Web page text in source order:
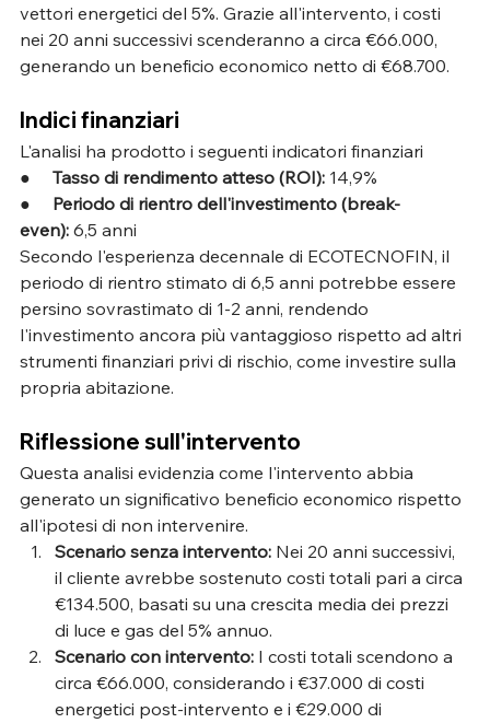
vettori energetici del 5%. Grazie all'intervento, i costi
nei 20 anni successivi scenderanno a circa €66.000,
generando un beneficio economico netto di €68.700.
Indici finanziari
L'analisi ha prodotto i seguenti indicatori finanziari
● Tasso di rendimento atteso (ROI): 14,9%
● Periodo di rientro dell'investimento (break-
even): 6,5 anni
Secondo l'esperienza decennale di ECOTECNOFIN, il
periodo di rientro stimato di 6,5 anni potrebbe essere
persino sovrastimato di 1-2 anni, rendendo
l'investimento ancora più vantaggioso rispetto ad altri
strumenti finanziari privi di rischio, come investire sulla
propria abitazione.
Riflessione sull'intervento
Questa analisi evidenzia come l'intervento abbia
generato un significativo beneficio economico rispetto
all'ipotesi di non intervenire.
Scenario senza intervento: Nei 20 anni successivi,
il cliente avrebbe sostenuto costi totali pari a circa
€134.500, basati su una crescita media dei prezzi
di luce e gas del 5% annuo.
Scenario con intervento: I costi totali scendono a
circa €66.000, considerando i €37.000 di costi
energetici post-intervento e i €29.000 di